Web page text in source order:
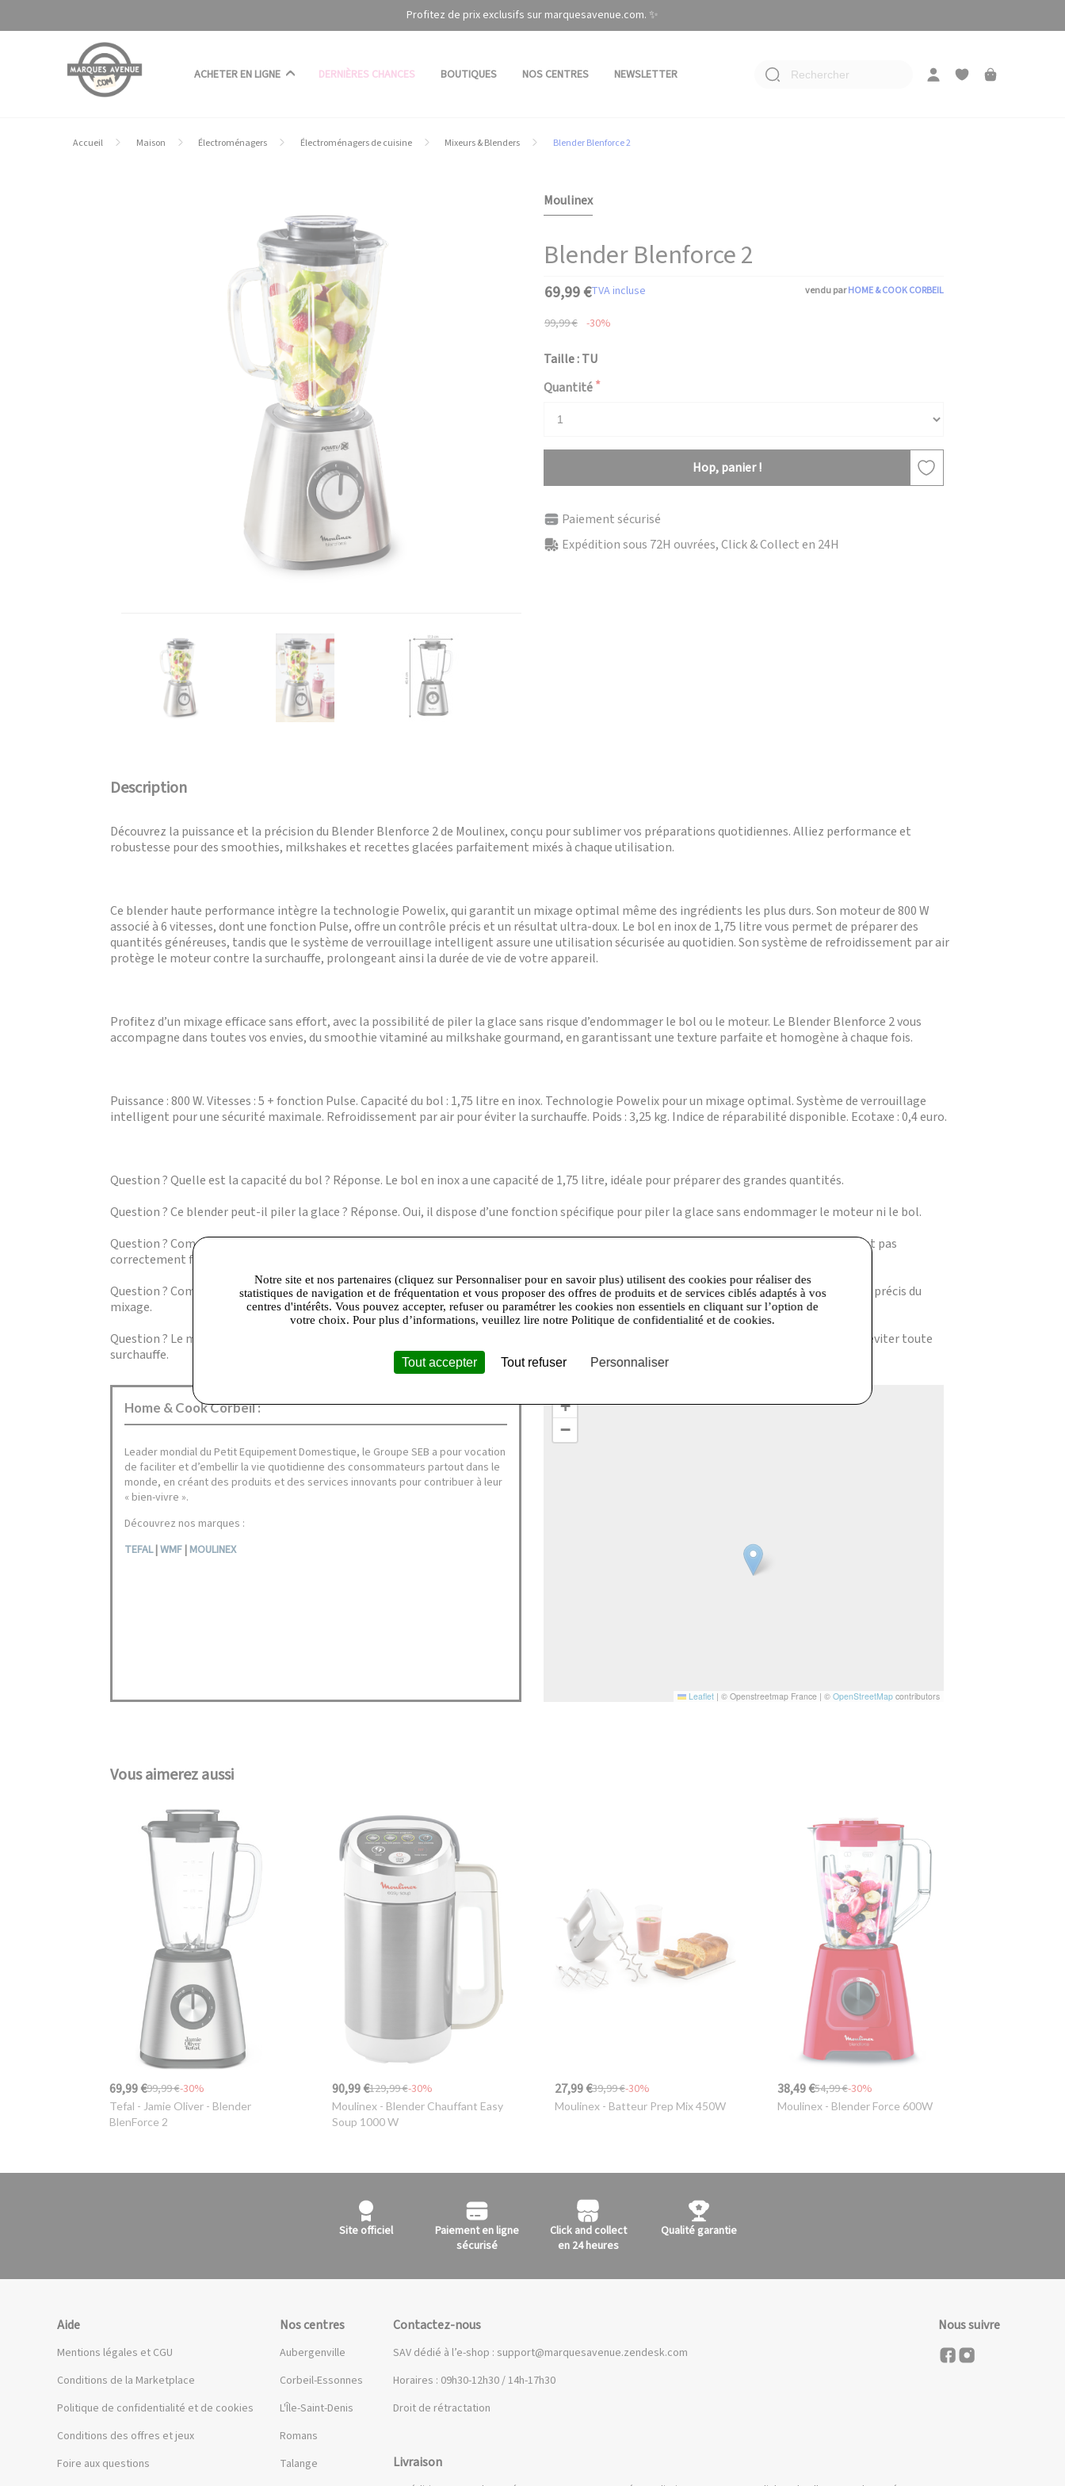
Profitez de prix exclusifs sur marquesavenue.com. ✨
ACHETER EN LIGNE DERNIÈRES CHANCES BOUTIQUES NOS CENTRES NEWSLETTER Rechercher
Accueil Maison Électroménagers Électroménagers de cuisine Mixeurs & Blenders Blender Blenforce 2
Moulinex
Blender Blenforce 2
vendu parHOME & COOK CORBEIL
69,99 €TVA incluse
99,99 € -30%
Taille : TU
Quantité
Hop, panier !
Paiement sécurisé
Expédition sous 72H ouvrées, Click & Collect en 24H
Description
Découvrez la puissance et la précision du Blender Blenforce 2 de Moulinex, conçu pour sublimer vos préparations quotidiennes. Alliez performance et
robustesse pour des smoothies, milkshakes et recettes glacées parfaitement mixés à chaque utilisation.
Ce blender haute performance intègre la technologie Powelix, qui garantit un mixage optimal même des ingrédients les plus durs. Son moteur de 800 W
associé à 6 vitesses, dont une fonction Pulse, offre un contrôle précis et un résultat ultra-doux. Le bol en inox de 1,75 litre vous permet de préparer des
quantités généreuses, tandis que le système de verrouillage intelligent assure une utilisation sécurisée au quotidien. Son système de refroidissement par air
protège le moteur contre la surchauffe, prolongeant ainsi la durée de vie de votre appareil.
Profitez d’un mixage efficace sans effort, avec la possibilité de piler la glace sans risque d’endommager le bol ou le moteur. Le Blender Blenforce 2 vous
accompagne dans toutes vos envies, du smoothie vitaminé au milkshake gourmand, en garantissant une texture parfaite et homogène à chaque fois.
Puissance : 800 W. Vitesses : 5 + fonction Pulse. Capacité du bol : 1,75 litre en inox. Technologie Powelix pour un mixage optimal. Système de verrouillage
intelligent pour une sécurité maximale. Refroidissement par air pour éviter la surchauffe. Poids : 3,25 kg. Indice de réparabilité disponible. Ecotaxe : 0,4 euro.
Question ? Quelle est la capacité du bol ? Réponse. Le bol en inox a une capacité de 1,75 litre, idéale pour préparer des grandes quantités.
Question ? Ce blender peut-il piler la glace ? Réponse. Oui, il dispose d’une fonction spécifique pour piler la glace sans endommager le moteur ni le bol.
Question ? Comment fonctionne la sécurité du blender ? Réponse. Le système de verrouillage intelligent empêche le démarrage si le bol n’est pas
correctement fixé, garantissant une utilisation sûre.
Question ? Combien de vitesses sont disponibles ? Réponse. Le blender propose 5 vitesses réglables plus une fonction Pulse pour un contrôle précis du
mixage.
Question ? Le moteur risque-t-il de surchauffer ? Réponse. Non, le système de refroidissement par air optimise le flux autour du moteur pour éviter toute
surchauffe.
Home & Cook Corbeil :
Leader mondial du Petit Equipement Domestique, le Groupe SEB a pour vocation
de faciliter et d’embellir la vie quotidienne des consommateurs partout dans le
monde, en créant des produits et des services innovants pour contribuer à leur
« bien-vivre ».
Découvrez nos marques :
TEFAL|WMF | MOULINEX
+
−
Leaflet | © Openstreetmap France | © OpenStreetMapcontributors
Vous aimerez aussi
69,99 €99,99 €-30%
Tefal - Jamie Oliver- Blender
BlenForce 2
90,99 €129,99 €-30%
Moulinex- Blender Chauffant Easy
Soup 1000 W
27,99 €39,99 €-30%
Moulinex - Batteur Prep Mix 450W
38,49 €54,99 €-30%
Moulinex - Blender Force 600W
Site officiel
Paiement en ligne
sécurisé
Click and collect
en 24 heures
Qualité garantie
Aide
Mentions légales et CGU
Conditions de la Marketplace
Politique de confidentialité et de cookies
Conditions des offres et jeux
Foire aux questions
Nos centres
Aubergenville
Corbeil-Essonnes
L'Île-Saint-Denis
Romans
Talange
Contactez-nous
SAV dédié à l’e-shop : support@marquesavenue.zendesk.com
Horaires : 09h30-12h30 / 14h-17h30
Droit de rétractation
Livraison
Nous suivre
Notre site et nos partenaires (cliquez sur Personnaliser pour en savoir plus) utilisent des cookies pour réaliser des
statistiques de navigation et de fréquentation et vous proposer des offres de produits et de services ciblés adaptés à vos
centres d'intérêts. Vous pouvez accepter, refuser ou paramétrer les cookies non essentiels en cliquant sur l’option de
votre choix. Pour plus d’informations, veuillez lire notre Politique de confidentialité et de cookies.
Tout accepter Tout refuser Personnaliser